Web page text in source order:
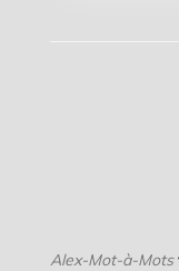
Alex-Mot-à-Mots